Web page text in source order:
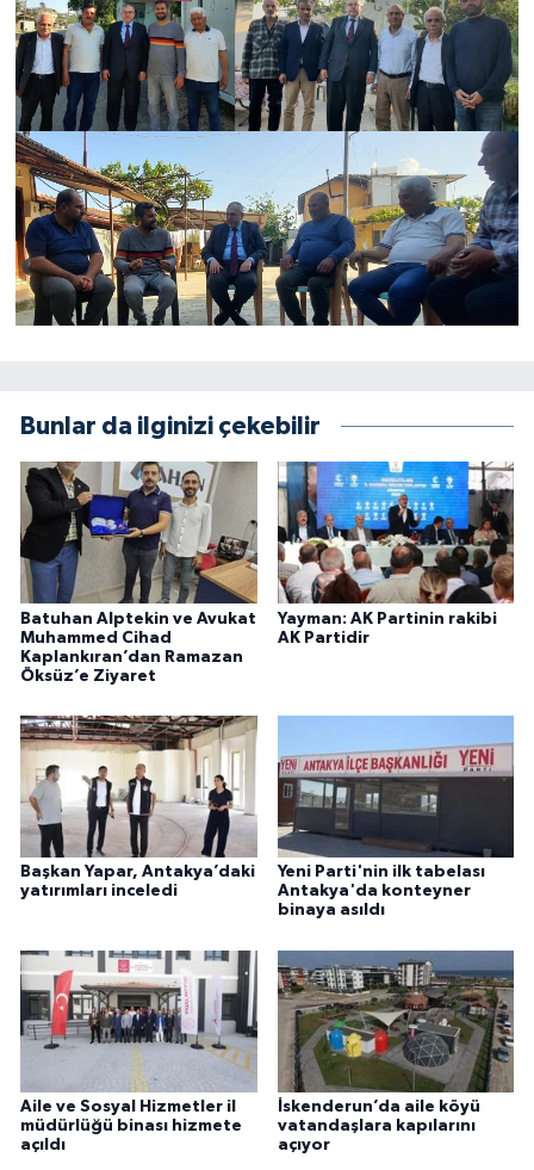
Bunlar da ilginizi çekebilir
Batuhan Alptekin ve Avukat
Muhammed Cihad
Kaplankıran’dan Ramazan
Öksüz’e Ziyaret
Yayman: AK Partinin rakibi
AK Partidir
Başkan Yapar, Antakya’daki
yatırımları inceledi
Yeni Parti'nin ilk tabelası
Antakya'da konteyner
binaya asıldı
Aile ve Sosyal Hizmetler il
müdürlüğü binası hizmete
açıldı
İskenderun’da aile köyü
vatandaşlara kapılarını
açıyor